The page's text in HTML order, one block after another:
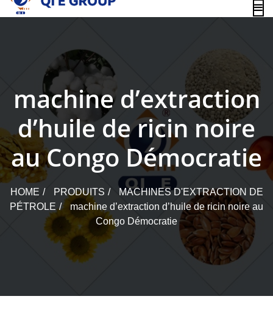
content
machine d’extraction
d’huile de ricin noire
au Congo Démocratie
HOME PRODUITS
MACHINES D'EXTRACTION DE
PÉTROLE
machine d’extraction d’huile de ricin noire au
Congo Démocratie